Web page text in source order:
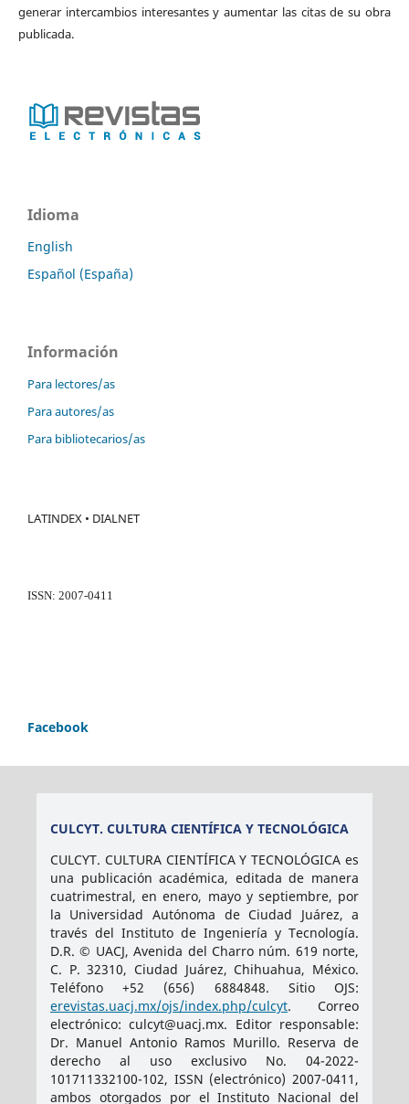
generar intercambios interesantes y aumentar las citas de su obra
publicada.
Idioma
English
Español (España)
Información
Para lectores/as
Para autores/as
Para bibliotecarios/as
LATINDEX • DIALNET
ISSN: 2007-0411
Facebook
CULCYT. CULTURA CIENTÍFICA Y TECNOLÓGICA
CULCYT. CULTURA CIENTÍFICA Y TECNOLÓGICA es
una publicación académica, editada de manera
cuatrimestral, en enero, mayo y septiembre, por
la Universidad Autónoma de Ciudad Juárez, a
través del Instituto de Ingeniería y Tecnología.
D.R. © UACJ, Avenida del Charro núm. 619 norte,
C. P. 32310, Ciudad Juárez, Chihuahua, México.
Teléfono +52 (656) 6884848. Sitio OJS:
erevistas.uacj.mx/ojs/index.php/culcyt. Correo
electrónico: culcyt@uacj.mx. Editor responsable:
Dr. Manuel Antonio Ramos Murillo. Reserva de
derecho al uso exclusivo No. 04-2022-
101711332100-102, ISSN (electrónico) 2007-0411,
ambos otorgados por el Instituto Nacional del